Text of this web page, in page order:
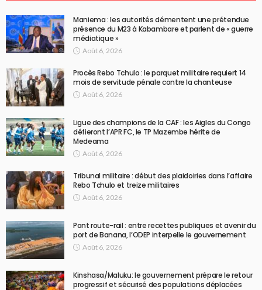
Maniema : les autorités démentent une prétendue
présence du M23 à Kabambare et parlent de « guerre
médiatique »
Août 6, 2026
Procès Rebo Tchulo : le parquet militaire requiert 14
mois de servitude pénale contre la chanteuse
Août 6, 2026
Ligue des champions de la CAF : les Aigles du Congo
défieront l’APR FC, le TP Mazembe hérite de
Medeama
Août 6, 2026
Tribunal militaire : début des plaidoiries dans l’affaire
Rebo Tchulo et treize militaires
Août 6, 2026
Pont route-rail : entre recettes publiques et avenir du
port de Banana, l’ODEP interpelle le gouvernement
Août 6, 2026
Kinshasa/Maluku: le gouvernement prépare le retour
progressif et sécurisé des populations déplacées